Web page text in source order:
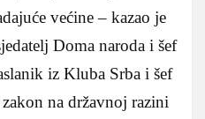
većine – kazao je
Doma naroda i šef
iz Kluba Srba i šef
na državnoj razini